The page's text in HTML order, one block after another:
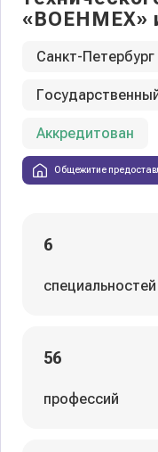
«ВОЕНМЕХ»
Санкт-Петербург
Аккредитован
Общежитие
6
специальностей
56
профессий